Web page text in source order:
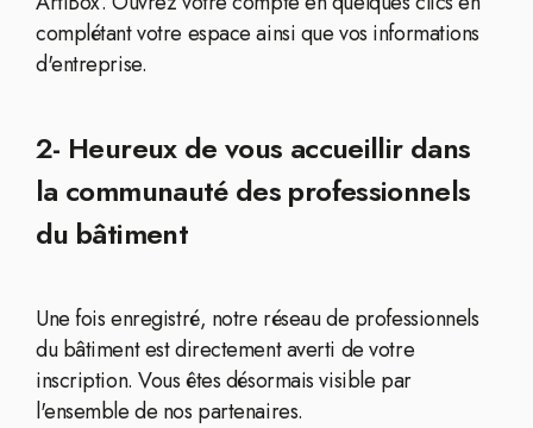
complétant votre espace ainsi que vos informations
d'entreprise.
2- Heureux de vous accueillir dans
la communauté des professionnels
du bâtiment
Une fois enregistré, notre réseau de professionnels
du bâtiment est directement averti de votre
inscription. Vous êtes désormais visible par
l'ensemble de nos partenaires.